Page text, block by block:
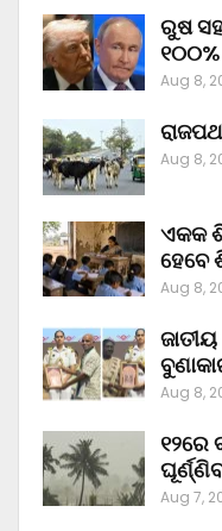
ରୁଷ
Aug 8,
Aug 8,
ଏକକ
ହେବେ
Aug 8,
Aug 8,
Aug 7,